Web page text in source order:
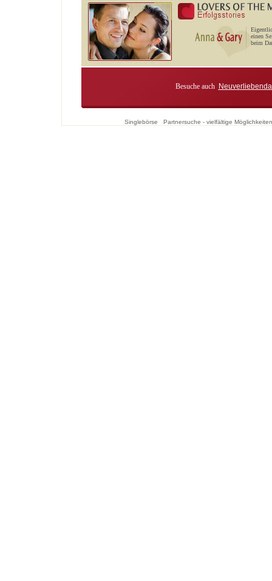
einen
beim
Besuche auch
Singlebörse Partnersuche - vielfältige